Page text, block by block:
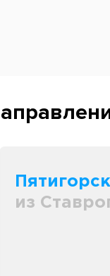
Пятигорск
из